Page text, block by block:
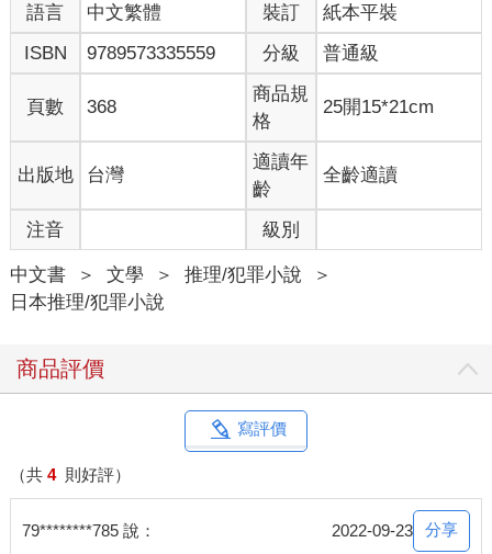
只是在裡面睡覺，也許那點空間已經足夠了。這些帳篷和箱子附
近都不約而同地用衣架掛著衣服，彰顯那裡是生活的空間。
有一個男人靠在堤防邊緣的欄杆上刷牙。石神經常看到這個男
人，他的年紀應該超過六十歲，花白的頭髮綁在腦後。他應該不
打算再找工作了，如果想要做粗活，不可能在這個時間還在這裡
打混。因為粗活的工作都是在一大早安排。他應該也沒打算去職
業介紹所，因為即使職業介紹所為他介紹了工作，他的那頭長髮
也根本沒辦法去面試，更何況以他的年紀，能夠為他介紹工作的
可能性幾乎是零。
有一個男人正在自己的藍色帳篷旁把大量空罐壓扁。石神之前也
曾經看過這個人好幾次，所以暗自為他取了「罐男」的綽號。
「罐男」看起來五十歲左右，日常用品都很齊全，還有一輛腳踏
車，想必在撿罐頭時發揮了機動性。他的藍色帳篷位在遊民區中
一個男人坐在那片藍色帳篷盡頭不遠處的長椅上，原本應該是米
色的大衣，因為弄髒的關係，看起來更接近灰色。他在大衣內穿
著夾克，裡面是一件白襯衫。石神推測他應該把領帶放在大衣口
袋裡。因為之前看到他在看一本工業方面的雜誌，所以石神在心
裡為他取了「技師」這個名字。他的頭髮仍然維持短髮，鬍子也
有刮，所以「技師」顯然還沒有放棄重回職場，今天可能也打算
去職業介紹所，但石神猜想他應該找不到工作。除非他願意拋開
自尊心，否則很難找到工作。石神在大約十天前第一次看到「技
語言 中文繁體 裝訂
紙本平裝
ISBN
9789573335559 分級 普通級
頁數 368
商品規
格
25開15*21cm
出版地 台灣
適讀年
齡
全齡適讀
注音 級別
中文書 ＞ 文學 ＞ 推理/犯罪小說
＞
日本推理/犯罪小說
商品評價
寫評價
（共 4 則好評）
79********785 說： 2022-09-23 分享